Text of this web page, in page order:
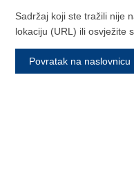
Sadržaj koji ste tražili nije
lokaciju (URL) ili osvježite
Povratak na naslovnicu